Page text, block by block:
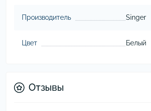
Производитель Singer
Цвет Белый
Отзывы